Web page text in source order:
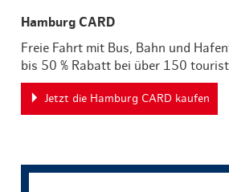
Hamburg CARD
Freie Fahrt mit Bus, Bahn und
bis 50 % Rabatt bei über 150
Jetzt die Hamburg CARD kaufen